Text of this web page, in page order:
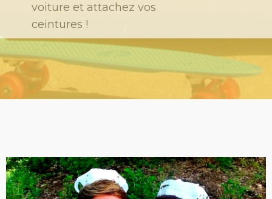
voiture et attachez vos
ceintures !